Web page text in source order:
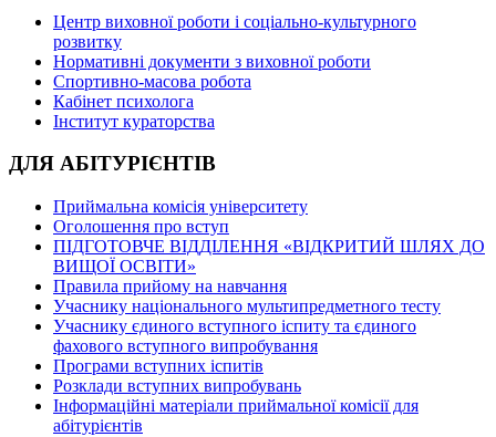
Центр виховної роботи і соціально-культурного
розвитку
Нормативні документи з виховної роботи
Спортивно-масова робота
Кабінет психолога
Інститут кураторства
ДЛЯ АБІТУРІЄНТІВ
Приймальна комісія університету
Оголошення про вступ
ПІДГОТОВЧЕ ВІДДІЛЕННЯ «ВІДКРИТИЙ ШЛЯХ ДО
ВИЩОЇ ОСВІТИ»
Правила прийому на навчання
Учаснику національного мультипредметного тесту
Учаснику єдиного вступного іспиту та єдиного
фахового вступного випробування
Програми вступних іспитів
Розклади вступних випробувань
Інформаційні матеріали приймальної комісії для
абітурієнтів